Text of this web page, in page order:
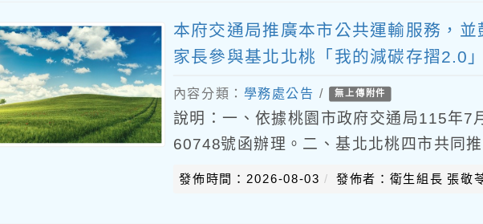
本府交通局推廣本市公共運輸服務，
家長參與基北北桃「我的減碳存摺2.0
內容分類： 學務處公告 / 無上傳附件
說明：一、依據桃園市政府交通局115年7
60748號函辦理。二、基北北桃四市共同
0」，民眾下載「悠遊付EasyWallet」
發佈時間：2026-08-03 發佈者：衛生組長 張敬